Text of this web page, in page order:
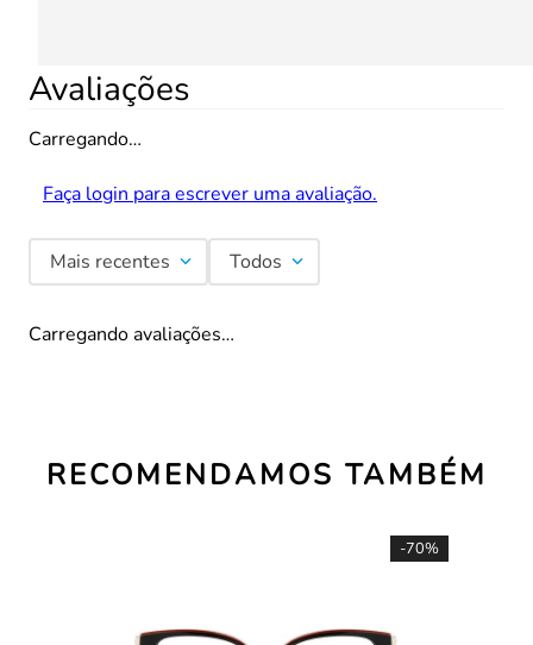
Avaliações
Carregando…
Faça login para escrever uma avaliação.
Mais recentes Todos
Carregando avaliações…
RECOMENDAMOS TAMBÉM
-70%